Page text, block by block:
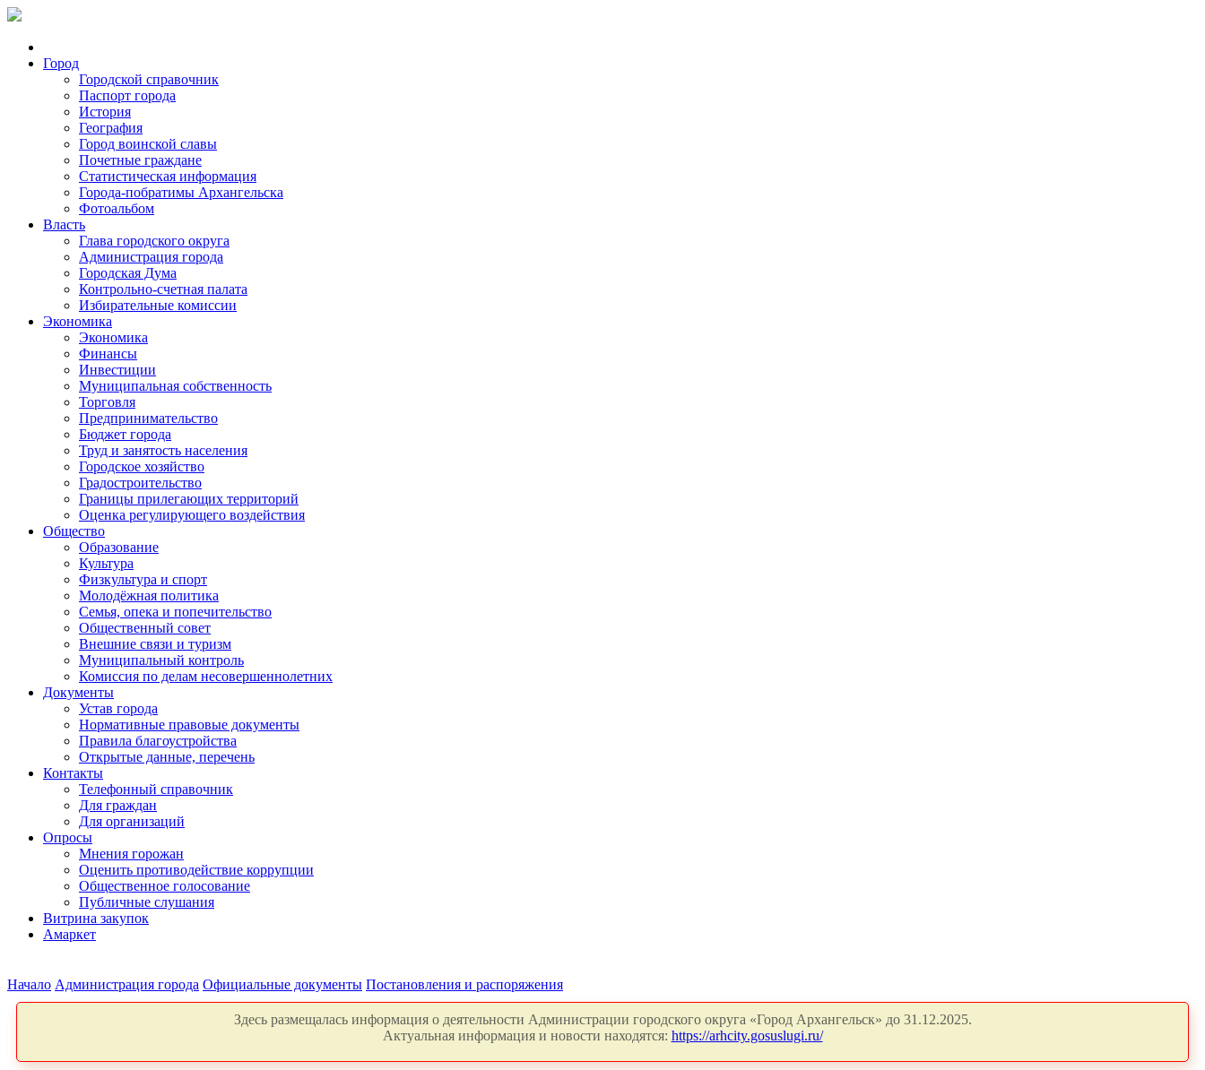
Город
Городской справочник
Паспорт города
История
География
Город воинской славы
Почетные граждане
Статистическая информация
Города-побратимы Архангельска
Фотоальбом
Власть
Глава городского округа
Администрация города
Городская Дума
Контрольно-счетная палата
Избирательные комиссии
Экономика
Экономика
Финансы
Инвестиции
Муниципальная собственность
Торговля
Предпринимательство
Бюджет города
Труд и занятость населения
Городское хозяйство
Градостроительство
Границы прилегающих территорий
Оценка регулирующего воздействия
Общество
Образование
Культура
Физкультура и спорт
Молодёжная политика
Семья, опека и попечительство
Общественный совет
Внешние связи и туризм
Муниципальный контроль
Комиссия по делам несовершеннолетних
Документы
Устав города
Нормативные правовые документы
Правила благоустройства
Открытые данные, перечень
Контакты
Телефонный справочник
Для граждан
Для организаций
Опросы
Мнения горожан
Оценить противодействие коррупции
Общественное голосование
Публичные слушания
Витрина закупок
Амаркет
Начало Администрация города Официальные документы Постановления и распоряжения
Здесь размещалась информация о деятельности Администрации городского округа «Город Архангельск» до 31.12.2025.
Актуальная информация и новости находятся: https://arhcity.gosuslugi.ru/